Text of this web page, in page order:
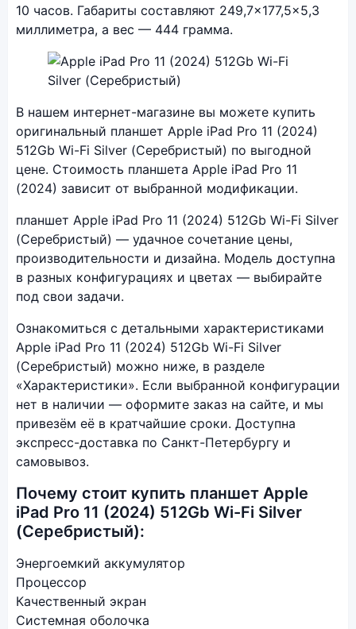
10 часов. Габариты составляют 249,7×177,5×5,3
миллиметра, а вес — 444 грамма.
В нашем интернет-магазине вы можете купить
оригинальный планшет Apple iPad Pro 11 (2024)
512Gb Wi-Fi Silver (Серебристый) по выгодной
цене. Стоимость планшета Apple iPad Pro 11
(2024) зависит от выбранной модификации.
планшет Apple iPad Pro 11 (2024) 512Gb Wi-Fi Silver
(Серебристый) — удачное сочетание цены,
производительности и дизайна. Модель доступна
в разных конфигурациях и цветах — выбирайте
под свои задачи.
Ознакомиться с детальными характеристиками
Apple iPad Pro 11 (2024) 512Gb Wi-Fi Silver
(Серебристый) можно ниже, в разделе
«Характеристики». Если выбранной конфигурации
нет в наличии — оформите заказ на сайте, и мы
привезём её в кратчайшие сроки. Доступна
экспресс-доставка по Санкт-Петербургу и
самовывоз.
Почему стоит купить планшет Apple
iPad Pro 11 (2024) 512Gb Wi-Fi Silver
(Серебристый):
Энергоемкий аккумулятор
Процессор
Качественный экран
Системная оболочка